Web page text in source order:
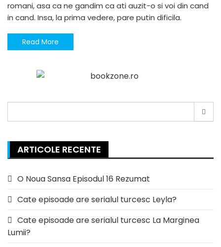
romani, asa ca ne gandim ca ati auzit-o si voi din cand
in cand. Insa, la prima vedere, pare putin dificila.
Read More
for:
ARTICOLE RECENTE
O Noua Sansa Episodul 16 Rezumat
Cate episoade are serialul turcesc Leyla?
Cate episoade are serialul turcesc La Marginea
Lumii?